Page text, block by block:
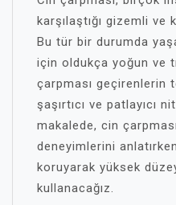
karşılaştığı gizemli
Bu tür bir durumda
için oldukça yoğun ve
çarpması geçirenlerin
şaşırtıcı ve patlayıcı
makalede, cin
deneyimlerini
koruyarak yüksek
kullanacağız.